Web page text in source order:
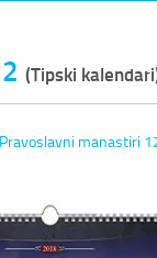
(Tipski
Pravoslavni manastiri